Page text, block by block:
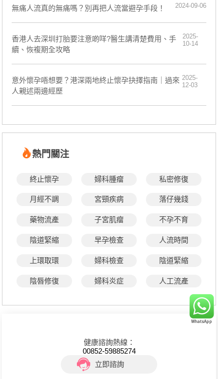
無痛人流真的無痛嗎？別再把人流當避孕手段！ 2024-09-06
香港人去深圳打胎要注意啲咩?醫生講清楚費用、手
續、恢複期全攻略
2025-
10-14
意外懷孕唔想要？港深兩地終止懷孕抉擇指南｜過來
人親述兩邊經歷
2025-
12-03
熱門關注
終止懷孕 婦科腫瘤 私密修復
月經不調 宮頸疾病 落仔幾錢
藥物流產 子宮肌瘤 不孕不育
陰道緊縮 早孕檢查 人流時間
上環取環 婦科檢查 陰道緊縮
陰唇修復 婦科炎症 人工流產
健康諮詢熱線：
00852-59885274
立即諮詢